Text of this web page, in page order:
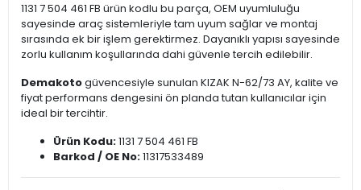
1131 7 504 461 FB ürün kodlu bu parça, OEM uyumluluğu
sayesinde araç sistemleriyle tam uyum sağlar ve montaj
sırasında ek bir işlem gerektirmez. Dayanıklı yapısı sayesinde
zorlu kullanım koşullarında dahi güvenle tercih edilebilir.
Demakotogüvencesiyle sunulan KIZAK N-62/73 AY, kalite ve
fiyat performans dengesini ön planda tutan kullanıcılar için
ideal bir tercihtir.
Ürün Kodu:1131 7 504 461 FB
Barkod / OE No:11317533489